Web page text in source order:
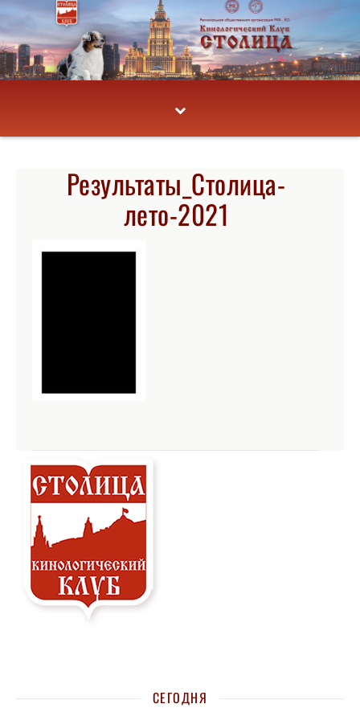
Результаты_Столица-
лето-2021
СЕГОДНЯ